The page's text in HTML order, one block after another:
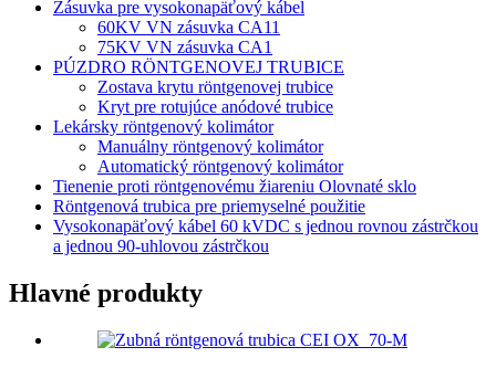
Zásuvka pre vysokonapäťový kábel
60KV VN zásuvka CA11
75KV VN zásuvka CA1
PÚZDRO RÖNTGENOVEJ TRUBICE
Zostava krytu röntgenovej trubice
Kryt pre rotujúce anódové trubice
Lekársky röntgenový kolimátor
Manuálny röntgenový kolimátor
Automatický röntgenový kolimátor
Tienenie proti röntgenovému žiareniu Olovnaté sklo
Röntgenová trubica pre priemyselné použitie
Vysokonapäťový kábel 60 kVDC s jednou rovnou zástrčkou
a jednou 90-uhlovou zástrčkou
Hlavné produkty